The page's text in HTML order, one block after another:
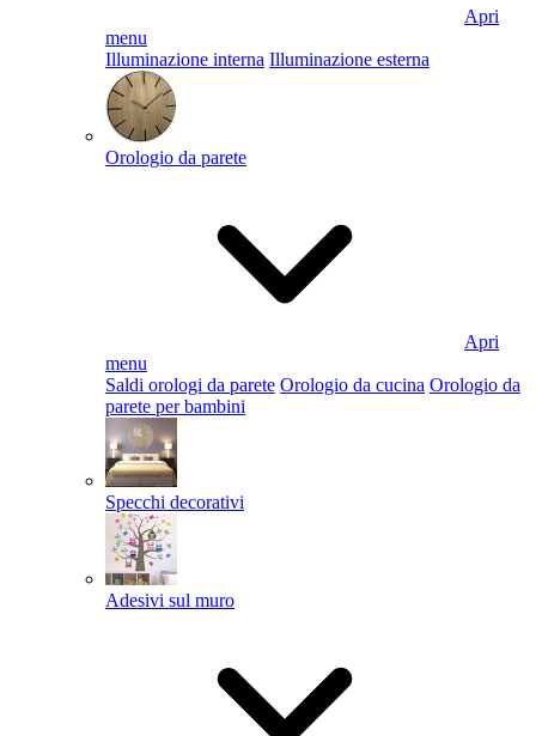
Apri
menu
Illuminazione interna Illuminazione esterna
Orologio da parete
Apri
menu
Saldi orologi da parete Orologio da cucina Orologio da
parete per bambini
Specchi decorativi
Adesivi sul muro